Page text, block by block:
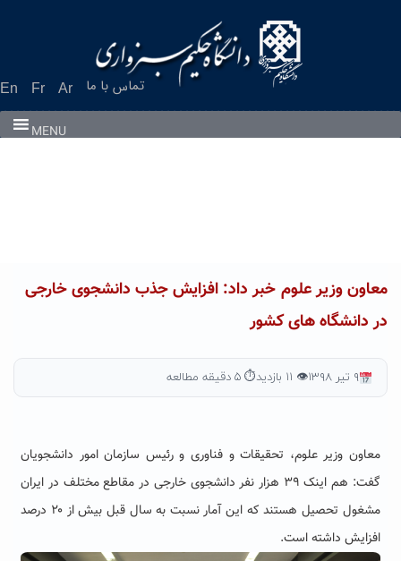
En Fr Ar تماس با ما
MENU
معاون وزیر علوم خبر داد: افزایش جذب دانشجوی خارجی
در دانشگاه های کشور
۹ تیر ۱۳۹۸ 👁 ۱۱ بازدید ⏱ ۵ دقیقه مطالعه
معاون وزیر علوم، تحقیقات و فناوری و رئیس سازمان امور دانشجویان
گفت: هم اینک ۳۹ هزار نفر دانشجوی خارجی در مقاطع مختلف در ایران
مشغول تحصیل هستند که این آمار نسبت به سال قبل بیش از ۲۰ درصد
افزایش داشته است.